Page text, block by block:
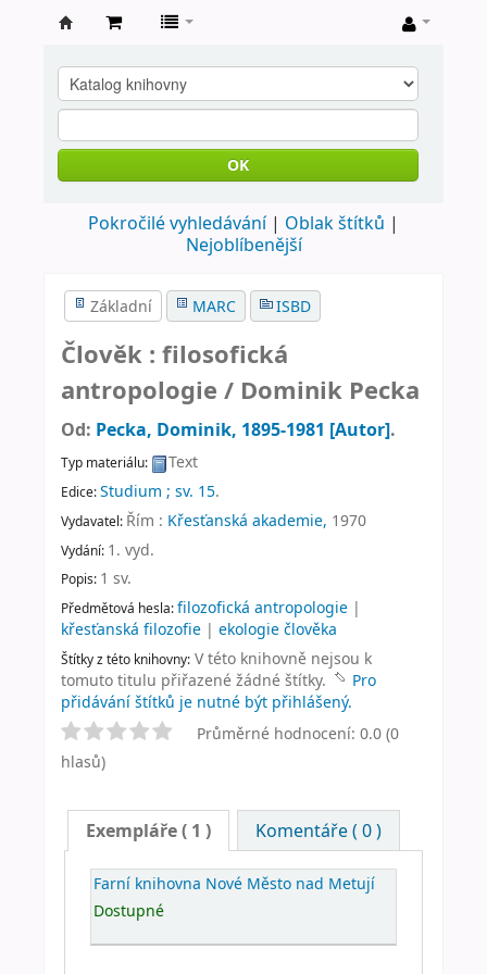
knihovna
Nové
Město
Metují
OK
Pokročilé vyhledávání
Oblak štítků
Nejoblíbenější
Základní MARC ISBD
Člověk : filosofická
antropologie / Dominik Pecka
Od: Pecka, Dominik, 1895-1981 [Autor].
Typ materiálu: Text
Edice:Studium ; sv. 15.
Vydavatel: Řím : Křesťanská akademie, 1970
Vydání: 1. vyd.
Popis: 1 sv.
Předmětová hesla:filozofická antropologie |
křesťanská filozofie | ekologie člověka
Štítky z této knihovny: V této knihovně nejsou k
tomuto titulu přiřazené žádné štítky.
Pro
přidávání štítků je nutné být přihlášený.
Průměrné hodnocení: 0.0 (0
hlasů)
Exempláře( 1 ) Komentáře ( 0 )
Farní knihovna Nové Město nad Metují
Dostupné